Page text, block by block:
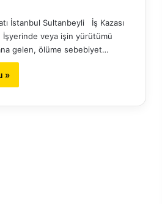
İstanbul Sultanbeyli İş Kazası
İşyerinde veya işin yürütümü
gelen, ölüme sebebiyet…
»